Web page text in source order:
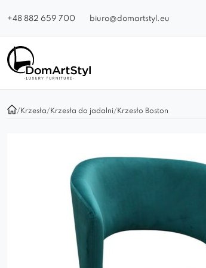
+48 882 659 700 biuro@domartstyl.eu
/ Krzesła/ Krzesła do jadalni/ Krzesło Boston